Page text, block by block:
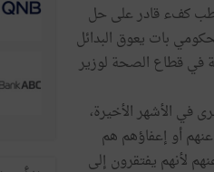
كفء قادر على حل
بات يعوق البدائل
في قطاع الصحة لوزير
في الأشهر الأخيرة،
أو إعفاؤهم هم
لأنهم يفتقرون إلى